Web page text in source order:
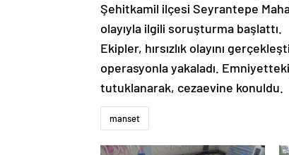
Şehitkamil ilçesi Seyrantepe
olayıyla ilgili soruşturma başlattı.
Ekipler, hırsızlık olayını
operasyonla yakaladı.
tutuklanarak, cezaevine konuldu.
manset